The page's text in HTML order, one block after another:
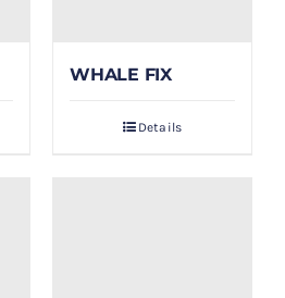
WHALE FIX
Details